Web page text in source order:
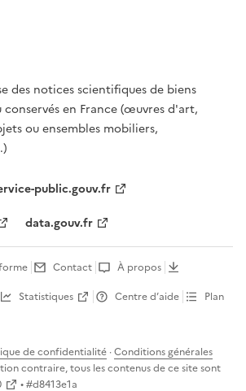
des notices scientifiques de biens
en France (œuvres d'art,
ou ensembles mobiliers,
public.gouv.fr
data.gouv.fr
Contact
À propos
Statistiques Centre d’aide
Plan
de confidentialité ·Conditions générales
contraire, tous les contenus de ce site sont
• #d8413e1a